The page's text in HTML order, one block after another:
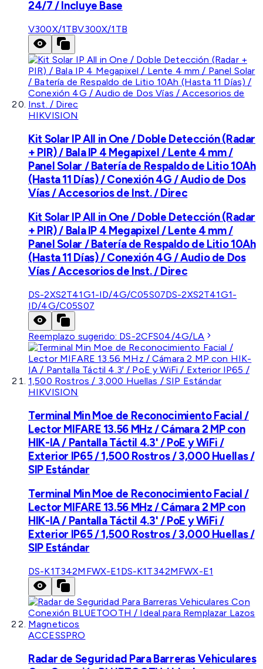
24/7 / Incluye Base
V300X/1TBV300X/1TB
HIKVISION
Kit Solar IP All in One / Doble Detección (Radar
+ PIR) / Bala IP 4 Megapixel / Lente 4 mm /
Panel Solar / Batería de Respaldo de Litio 10Ah
(Hasta 11 Días) / Conexión 4G / Audio de Dos
Vías / Accesorios de Inst. / Direc
Kit Solar IP All in One / Doble Detección (Radar
+ PIR) / Bala IP 4 Megapixel / Lente 4 mm /
Panel Solar / Batería de Respaldo de Litio 10Ah
(Hasta 11 Días) / Conexión 4G / Audio de Dos
Vías / Accesorios de Inst. / Direc
DS-2XS2T41G1-ID/4G/C05S07DS-2XS2T41G1-
ID/4G/C05S07
Reemplazo sugerido: DS-2CFS04/4G/LA
HIKVISION
Terminal Min Moe de Reconocimiento Facial /
Lector MIFARE 13.56 MHz / Cámara 2 MP con
HIK-IA / Pantalla Táctil 4.3' / PoE y WiFi /
Exterior IP65 / 1,500 Rostros / 3,000 Huellas /
SIP Estándar
Terminal Min Moe de Reconocimiento Facial /
Lector MIFARE 13.56 MHz / Cámara 2 MP con
HIK-IA / Pantalla Táctil 4.3' / PoE y WiFi /
Exterior IP65 / 1,500 Rostros / 3,000 Huellas /
SIP Estándar
DS-K1T342MFWX-E1 DS-K1T342MFWX-E1
ACCESSPRO
Radar de Seguridad Para Barreras Vehiculares